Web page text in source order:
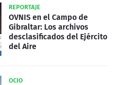
REPORTAJE
OVNIS en el Campo de
Gibraltar: Los archivos
desclasificados del Ejército
del Aire
OCIO